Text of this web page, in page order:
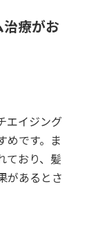
療がお
エイジング
めです。ま
ており、髪
があるとさ